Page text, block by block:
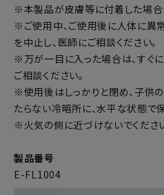
※本製品が皮膚等に付着した場合
※ご使用中、ご使用後に人体に異
を中止し、医師にご相談ください。
※万が一目に入った場合は、すぐ
ご相談ください。
※使用後はしっかりと閉め、子供
たらない冷暗所に、水平な状態で保
※火気の側に近づけないでくださ
製品番号
E-FL1004